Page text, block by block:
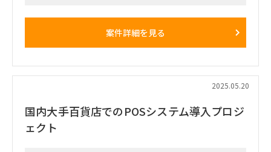
援必要性ある認識。その後の横断PMO支援は現時点不透明）
●想定体制
・クライアントを巻き込んだ施策の実行推進
■出社の仕方について：
週3～5出社（勤務地：新橋）
案件詳細を見る
2025.05.20
国内大手百貨店でのPOSシステム導入プロジ
ェクト